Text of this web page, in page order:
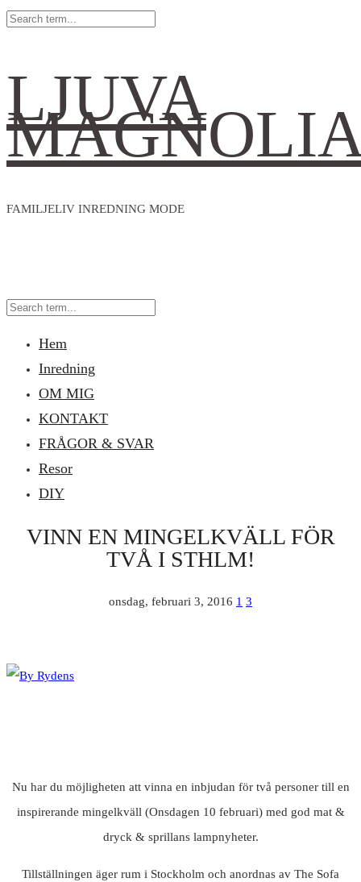
LJUVA
FAMILJELIV INREDNING MODE
Hem
Inredning
OM MIG
KONTAKT
FRÅGOR & SVAR
Resor
DIY
VINN EN MINGELKVÄLL FÖR
TVÅ I STHLM!
onsdag, februari 3, 2016 1 3
Nu har du möjligheten att vinna en inbjudan för två personer till en
inspirerande mingelkväll (Onsdagen 10 februari) med god mat &
dryck & sprillans lampnyheter.
Tillställningen äger rum i Stockholm och anordnas av The Sofa